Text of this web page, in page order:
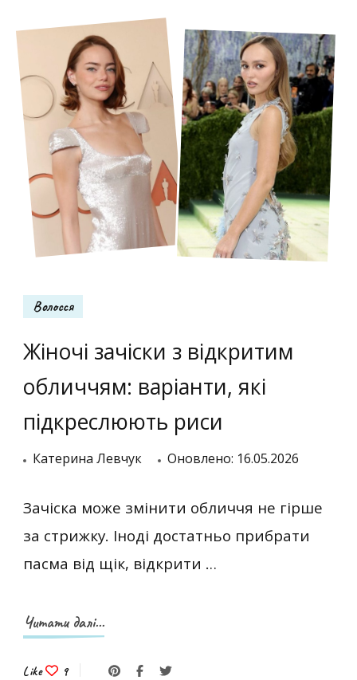
Волосся
Жіночі зачіски з відкритим
обличчям: варіанти, які
підкреслюють риси
Катерина Левчук Оновлено: 16.05.2026
Зачіска може змінити обличчя не гірше
за стрижку. Іноді достатньо прибрати
пасма від щік, відкрити …
Читати далі...
Like 9